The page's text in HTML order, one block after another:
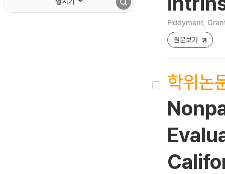
Fiddyment,
원문보기
학위논